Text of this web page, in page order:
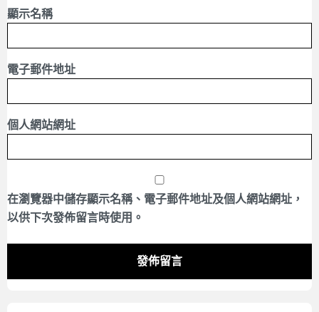
顯示名稱
電子郵件地址
個人網站網址
在瀏覽器中儲存顯示名稱、電子郵件地址及個人網站網址，
以供下次發佈留言時使用。